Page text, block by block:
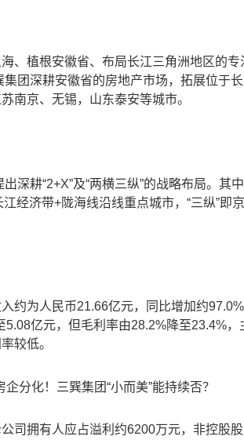
、植根安徽省、布局长江三角洲地区的
团深耕安徽省的房地产市场，拓展位于
南京、无锡，山东泰安等城市。
深耕“2+X”及“两横三纵”的战略布局。其
经济带+陇海线沿线重点城市，“三纵”即
约为人民币21.66亿元，同比增加约
亿元，但毛利率由28.2%降至23.4%
较低。
司拥有人应占溢利约6200万元，非控股